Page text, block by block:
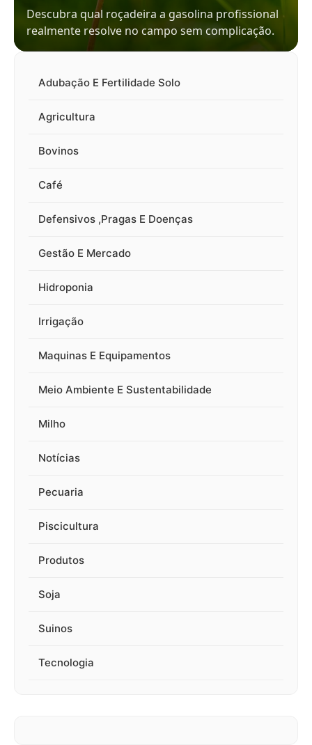
Descubra qual roçadeira a gasolina profissional
realmente resolve no campo sem complicação.
Adubação E Fertilidade Solo
Agricultura
Bovinos
Café
Defensivos ,Pragas E Doenças
Gestão E Mercado
Hidroponia
Irrigação
Maquinas E Equipamentos
Meio Ambiente E Sustentabilidade
Milho
Notícias
Pecuaria
Piscicultura
Produtos
Soja
Suinos
Tecnologia